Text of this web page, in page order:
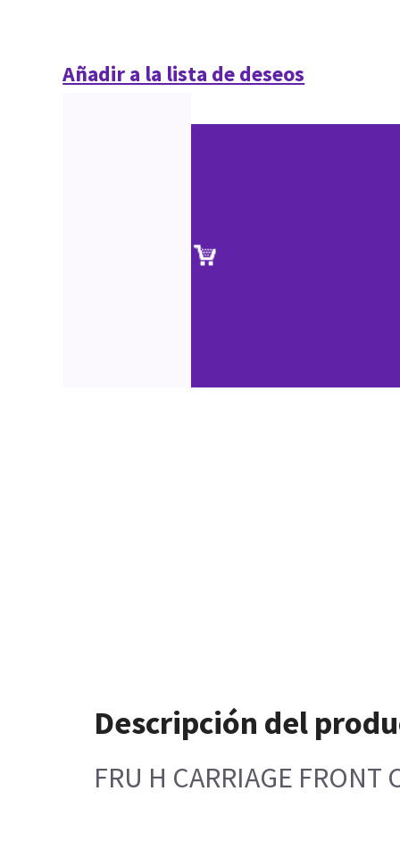
Añadir a la lista de deseos
Descripción del
FRU H CARRIAGE FRONT